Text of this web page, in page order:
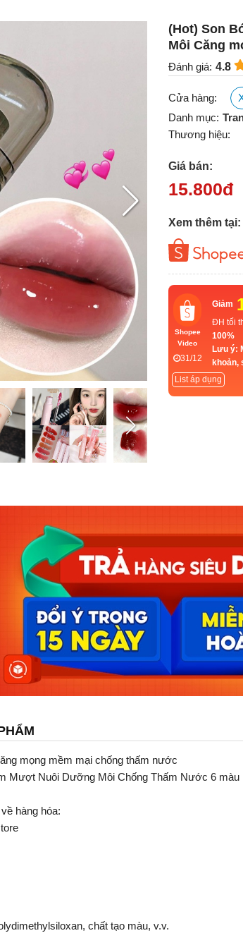
(Hot) Son
Môi Căng
Đánh giá: 4.8
Cửa hàng:
Danh mục:
Thương hiệu:
Giá bán:
15.800đ
Xem thêm tại:
Shopee
Video
31/12
Giảm
ĐH tối
100%
Lưu ý:
khoản,
List áp dụng
mọng mềm mại chống thấm nước
Mượt Nuôi Dưỡng Môi Chống Thấm Nước 6 màu
hàng hóa:
chất tạo màu, v.v.